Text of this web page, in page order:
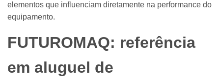
elementos que influenciam diretamente na performance do
equipamento.
FUTUROMAQ: referência
em aluguel de